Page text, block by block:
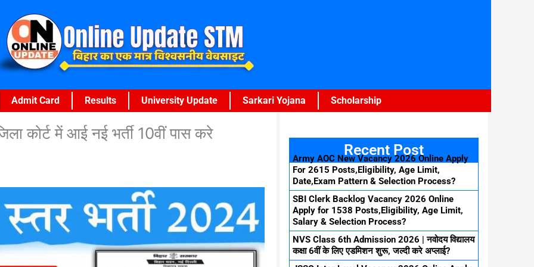
Admit Card Results University Update Sarkari Yojana Scholarship
कोर्ट में आई नई भर्ती 10वीं पास करे
Recent Post
Army AOC New Vacancy 2026 Online Apply
For 2615 Posts,Eligibility, Age Limit,
Date,Exam Pattern & Selection Process?
SBI Clerk Backlog Vacancy 2026 Online
Apply for 1538 Posts,Eligibility, Age Limit,
Salary & Selection Process?
NVS Class 6th Admission 2026 | नवोदय विद्यालय
कक्षा 6वीं के लिए एडमिशन शुरू, जल्दी करे अप्लाई?